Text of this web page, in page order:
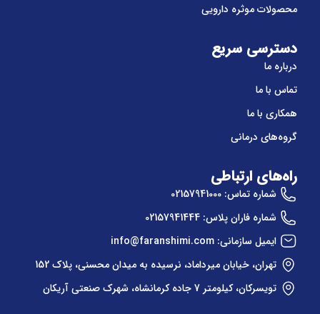
محصولات موثره دارویی
دسترسی سریع
درباره ما
تماس با ما
همکاری با ما
گروه‌های درمانی
راه‌های ارتباطی
شماره تماس: 02157941000
شماره فاران پلاس: 02157941444
ایمیل سازمانی: info@faranshimi.com
تهران، خیابان میرداماد، نرسیده به میدان محسنی، پلاک 152
تویسرکان، کیلومتر 7 جاده کرمانشاه، شهرک صنعتی آریکان